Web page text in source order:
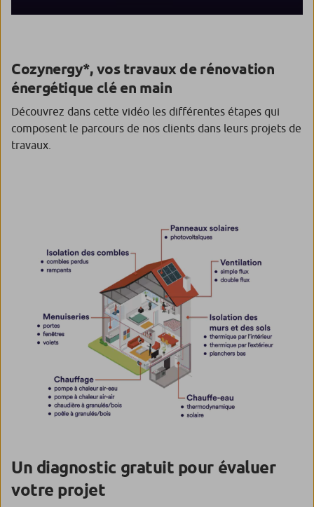
Cozynergy*, vos travaux de rénovation
énergétique clé en main
Découvrez dans cette vidéo les différentes étapes qui
composent le parcours de nos clients dans leurs projets de
travaux.
Un diagnostic gratuit pour évaluer
votre projet